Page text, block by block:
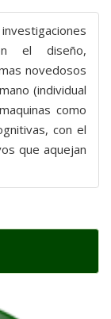
el diseño,
novedosos
(individual
como
con el
que aquejan